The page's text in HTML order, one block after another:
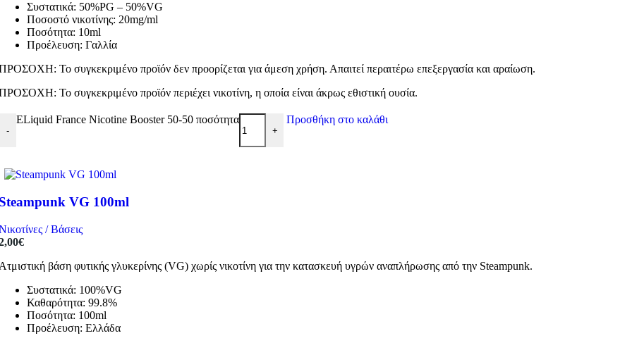
Συστατικά: 50%PG – 50%VG
Ποσοστό νικοτίνης: 20mg/ml
Ποσότητα: 10ml
Προέλευση: Γαλλία
Το συγκεκριμένο προϊόν δεν προορίζεται για άμεση χρήση. Απαιτεί περαιτέρω επεξεργασία και αραίωση.
Το συγκεκριμένο προϊόν περιέχει νικοτίνη, η οποία είναι άκρως εθιστική ουσία.
-
ELiquid France Nicotine Booster 50-50 ποσότητα
+
Προσθήκη στο καλάθι
VG 100ml
/ Βάσεις
€
βάση φυτικής γλυκερίνης (VG) χωρίς νικοτίνη για την κατασκευή υγρών αναπλήρωσης από την Steampunk.
Συστατικά: 100%VG
Καθαρότητα: 99.8%
Ποσότητα: 100ml
Προέλευση: Ελλάδα